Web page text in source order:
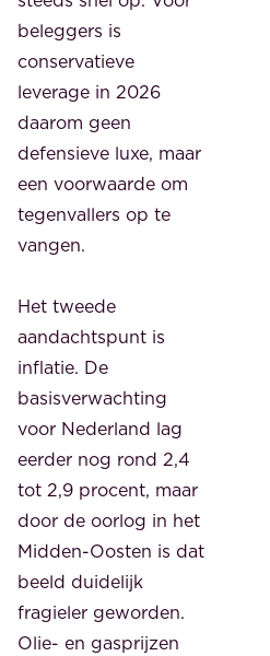
beleggers is
conservatieve
leverage in 2026
daarom geen
defensieve luxe, maar
een voorwaarde om
tegenvallers op te
vangen.
Het tweede
aandachtspunt is
inflatie. De
basisverwachting
voor Nederland lag
eerder nog rond 2,4
tot 2,9 procent, maar
door de oorlog in het
Midden-Oosten is dat
beeld duidelijk
fragieler geworden.
Olie- en gasprijzen